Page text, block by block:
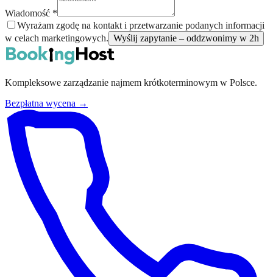
Wiadomość *
Wyrażam zgodę na kontakt i przetwarzanie podanych informacji
w celach marketingowych. Wyślij zapytanie – oddzwonimy w 2h
Kompleksowe zarządzanie najmem krótkoterminowym w Polsce.
Bezpłatna wycena →